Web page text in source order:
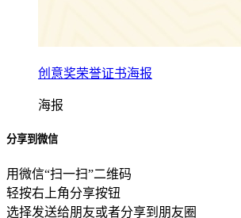
创意奖荣誉证书海报
海报
分享到微信
用微信“扫一扫”二维码
轻按右上角分享按钮
选择发送给朋友或者分享到朋友圈